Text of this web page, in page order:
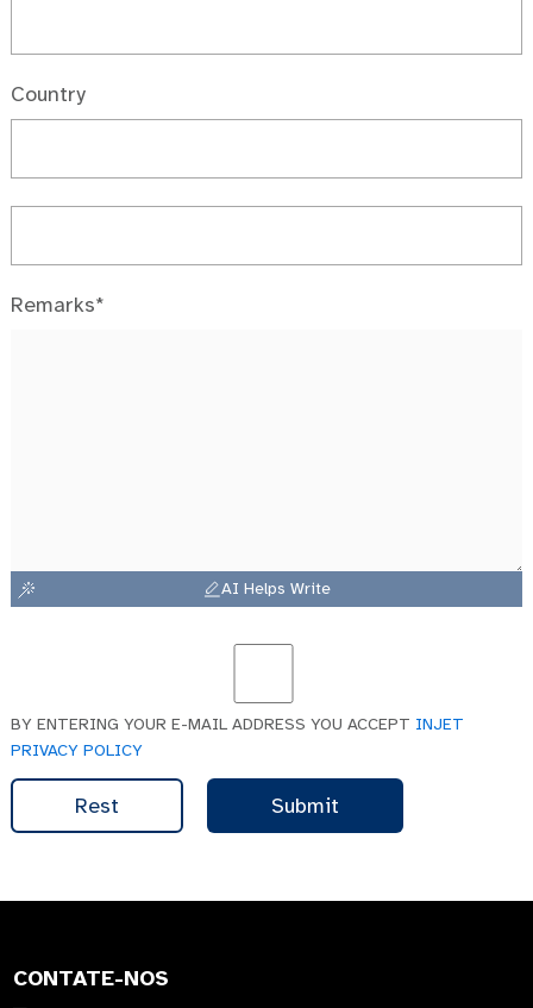
Country
Remarks*
AI Helps Write
BY ENTERING YOUR E-MAIL ADDRESS YOU ACCEPT INJET
PRIVACY POLICY
Rest Submit
CONTATE-NOS